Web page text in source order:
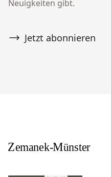
Neuigkeiten gibt.
Jetzt abonnieren